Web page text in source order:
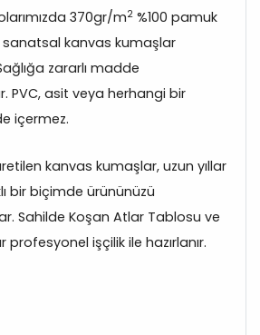
370gr/m2 %100 pamuk
sanatsal kanvas kumaşlar
zararlı madde
PVC, asit veya herhangi bir
içermez.
kanvas kumaşlar, uzun yıllar
bir biçimde ürününüzü
Sahilde Koşan Atlar Tablosu ve
işçilik ile hazırlanır.